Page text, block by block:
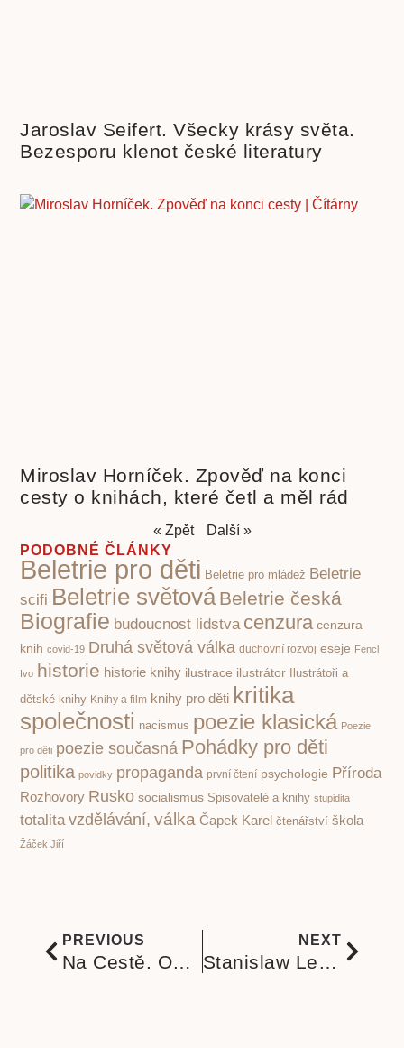
Jaroslav Seifert. Všecky krásy světa.
Bezesporu klenot české literatury
Miroslav Horníček. Zpověď na konci
cesty o knihách, které četl a měl rád
« Zpět
Další »
PODOBNÉ ČLÁNKY
Beletrie pro děti Beletrie pro mládež Beletrie
scifi Beletrie světováBeletrie česká
Biografie budoucnost lidstva cenzura cenzura
knih covid-19 Druhá světová válka duchovní rozvoj eseje Fencl
Ivo historie historie knihy ilustrace ilustrátor
Ilustrátoři a
dětské knihy Knihy a film knihy pro děti kritika
společnosti nacismus poezie klasická Poezie
pro děti poezie současná Pohádky pro děti
politika povidky propaganda první čtení psychologie Příroda
Rozhovory Rusko socialismus Spisovatelé a knihy stupidita
totalita vzdělávání, válka Čapek Karel čtenářství škola
Žáček Jiří
PREVIOUS
Na Cestě. On the road. Jak Kerouac a Duch svatý napsali beatnickou bibli
NEXT
Stanislaw Lem vtipně a přesně o masové kultuře, umění a nekonečné lidské stupiditě